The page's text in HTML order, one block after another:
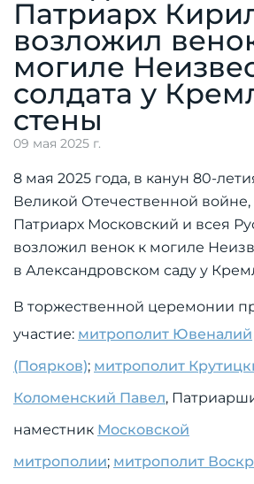
Патриарх
возложил
могиле
солдата у
стены
09 мая 2025 г.
8 мая 2025 года, в канун 80-
Великой Отечественной
Патриарх Московский и всея
возложил венок к могиле
в Александровском саду у
В торжественной церемонии
участие: митрополит Ювеналий
(Поярков); митрополит
Коломенский Павел,
наместник Московской
митрополии; митрополит